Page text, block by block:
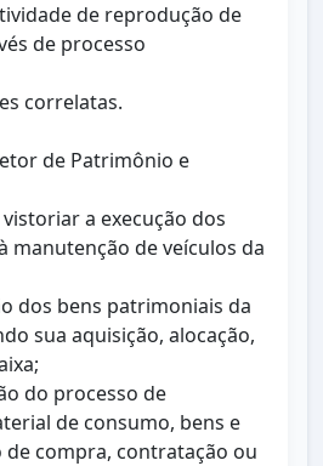
de reprodução de
de processo
correlatas.
de Patrimônio e
a execução dos
manutenção de veículos da
dos bens patrimoniais da
sua aquisição, alocação,
do processo de
de consumo, bens e
compra, contratação ou